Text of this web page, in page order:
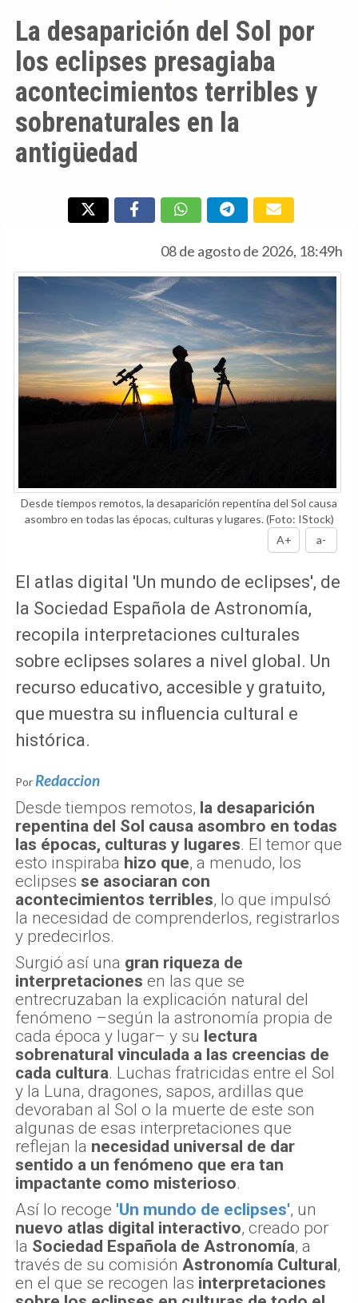
La desaparición del Sol por
los eclipses presagiaba
acontecimientos terribles y
sobrenaturales en la
antigüedad
08 de agosto de 2026, 18:49h
Desde tiempos remotos, la desaparición repentina del Sol causa
asombro en todas las épocas, culturas y lugares.(Foto: IStock)
A+
a-
El atlas digital 'Un mundo de eclipses', de
la Sociedad Española de Astronomía,
recopila interpretaciones culturales
sobre eclipses solares a nivel global. Un
recurso educativo, accesible y gratuito,
que muestra su influencia cultural e
histórica.
Por Redaccion
Desde tiempos remotos, la desaparición
repentina del Sol causa asombro en todas
las épocas, culturas y lugares. El temor que
esto inspiraba hizo que, a menudo, los
eclipses se asociaran con
acontecimientos terribles, lo que impulsó
la necesidad de comprenderlos, registrarlos
y predecirlos.
Surgió así una gran riqueza de
interpretaciones en las que se
entrecruzaban la explicación natural del
fenómeno –según la astronomía propia de
cada época y lugar– y su lectura
sobrenatural vinculada a las creencias de
cada cultura. Luchas fratricidas entre el Sol
y la Luna, dragones, sapos, ardillas que
devoraban al Sol o la muerte de este son
algunas de esas interpretaciones que
reflejan la necesidad universal de dar
sentido a un fenómeno que era tan
impactante como misterioso.
Así lo recoge 'Un mundo de eclipses', un
nuevo atlas digital interactivo, creado por
la Sociedad Española de Astronomía, a
través de su comisión Astronomía Cultural,
en el que se recogen las interpretaciones